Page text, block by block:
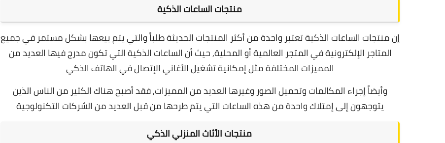
منتجات الساعات الذكية
إن منتجات الساعات الذكية تعتبر واحدة من أكثر المنتجات الحديثة طلباً والتي يتم بيعها بشكل مستمر في جميع
المتاجر الإلكترونية في المتجر العالمية أو المحلية,حيث أن الساعات الذكية التي تكون مدرج فيها العديد من
المميزات المختلفة مثلإمكانية تشغيل الأغاني الإتصال في الهاتف الذكي
وأيضاً إجراء المكالمات وتحميل الصور وغيرها العديد من المميزات, فقدأصبح هناك الكثير من الناس الذين
يتوجهون إلى إمتلاك واحدة من هذه الساعات التي يتم طرحها من قبل العديد من الشركات التكنولوجية
منتجات الأثاث المنزلي الذكي